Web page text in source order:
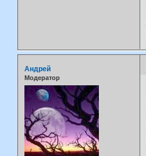
Андрей
Модератор